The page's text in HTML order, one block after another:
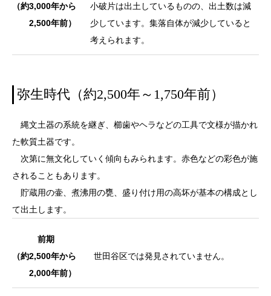
（約3,000年から
2,500年前）
小破片は出土しているものの、出土数は減
少しています。集落自体が減少していると
考えられます。
弥生時代（約2,500年～1,750年前）
縄文土器の系統を継ぎ、櫛歯やヘラなどの工具で文様が描かれ
た軟質土器です。
次第に無文化していく傾向もみられます。赤色などの彩色が施
されることもあります。
貯蔵用の壷、煮沸用の甕、盛り付け用の高坏が基本の構成とし
て出土します。
前期
（約2,500年から
2,000年前）
世田谷区では発見されていません。